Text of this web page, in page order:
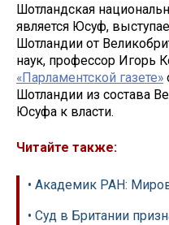
Шотландская
является Юсуф,
Шотландии от
наук, профессор Игорь
«Парламентской газете»
Шотландии из состава
Юсуфа к власти.
Читайте также:
• Академик РАН:
• Суд в Британии